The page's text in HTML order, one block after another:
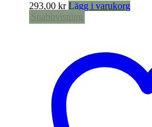
293,00 kr Lägg i varukorg
Snabbvisning